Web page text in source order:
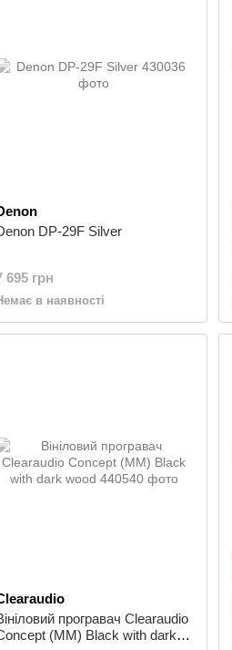
DP-29F Silver
695 грн
в наявності
програвач Clearaudio
(MM) Black with dark